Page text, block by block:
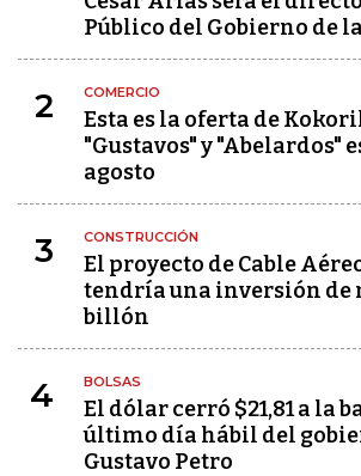
Público del Gobierno de
2 COMERCIO
Esta es la oferta de
"Gustavos" y "Abelardos"
agosto
3 CONSTRUCCIÓN
El proyecto de Cable
tendría una inversión de
billón
4 BOLSAS
El dólar cerró $21,81 a la
último día hábil del
Gustavo Petro